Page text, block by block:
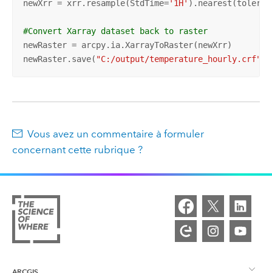
newXrr = xrr.resample(StdTime='1H'
#Convert Xarray dataset back to raster
newRaster = arcpy.ia.XarrayToRaster(newXrr)
newRaster.save( "C:/output/temperature_hourly.crf"
Vous avez un commentaire à formuler
concernant cette rubrique ?